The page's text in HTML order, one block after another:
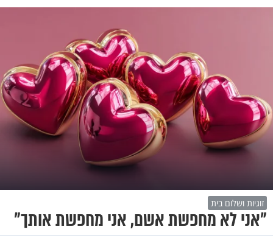
זוגיות ושלום בית
"אני לא מחפשת אשם, אני מחפשת אותך"